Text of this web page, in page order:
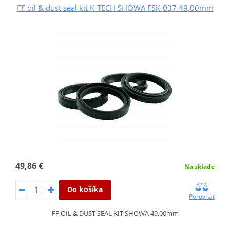
FF oil & dust seal kit K-TECH SHOWA FSK-037 49.00mm
49,86 € Na sklade
Do košíka
Porovnať
FF OIL & DUST SEAL KIT SHOWA 49.00mm